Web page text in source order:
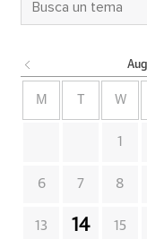
M W
1
6 7 8
13 14 15